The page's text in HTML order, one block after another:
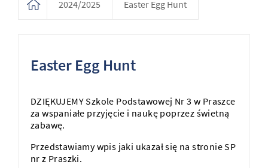
2024/2025 Easter Egg Hunt
Easter Egg Hunt
DZIĘKUJEMY Szkole Podstawowej Nr 3 w Praszce
za wspaniałe przyjęcie i naukę poprzez świetną
zabawę.
Przedstawiamy wpis jaki ukazał się na stronie SP
nr z Praszki.